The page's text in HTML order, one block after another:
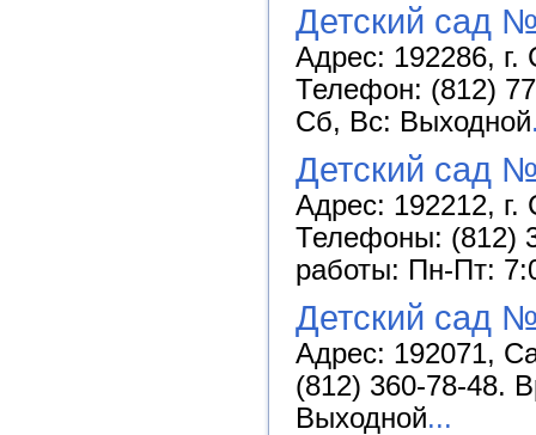
Детский сад
Адрес: 192286, г.
Телефон: (812)
Сб, Вс: Выходной
Детский сад
Адрес: 192212, г.
Телефоны: (812)
работы: Пн-Пт:
Детский сад
Адрес: 192071,
(812) 360-78-48.
Выходной...